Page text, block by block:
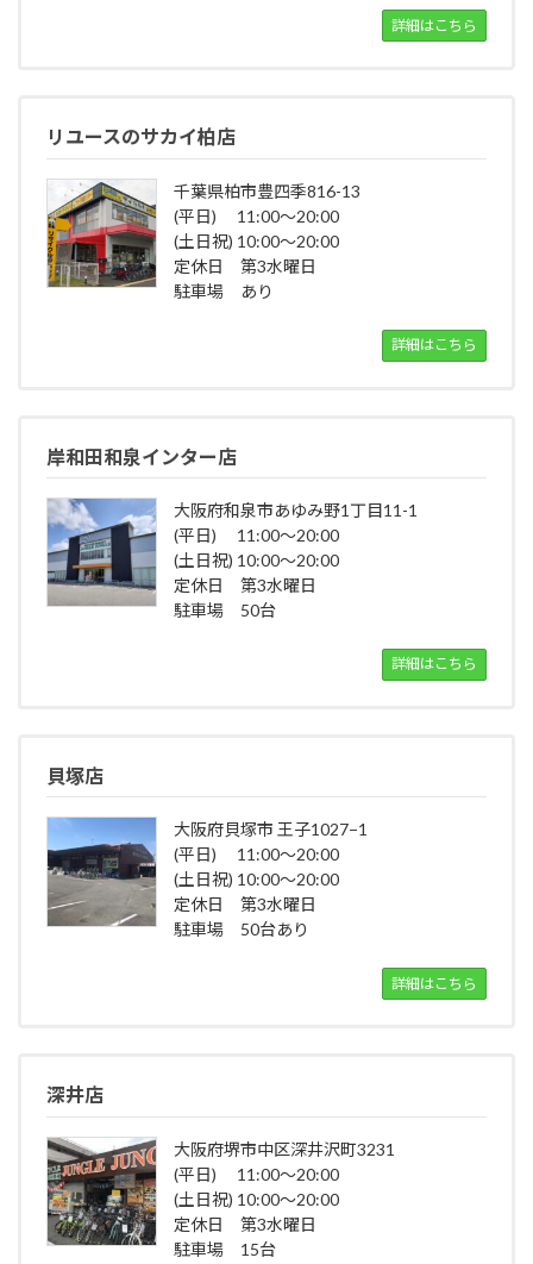
詳細はこちら
リユースのサカイ柏店
千葉県柏市豊四季816-13
(平日) 11:00～20:00
(土日祝) 10:00～20:00
定休日 第3水曜日
駐車場 あり
詳細はこちら
岸和田和泉インター店
大阪府和泉市あゆみ野1丁目11-1
(平日) 11:00～20:00
(土日祝) 10:00～20:00
定休日 第3水曜日
駐車場 50台
詳細はこちら
貝塚店
大阪府貝塚市 王子1027−1
(平日) 11:00～20:00
(土日祝) 10:00～20:00
定休日 第3水曜日
駐車場 50台あり
詳細はこちら
深井店
大阪府堺市中区深井沢町3231
(平日) 11:00～20:00
(土日祝) 10:00～20:00
定休日 第3水曜日
駐車場 15台